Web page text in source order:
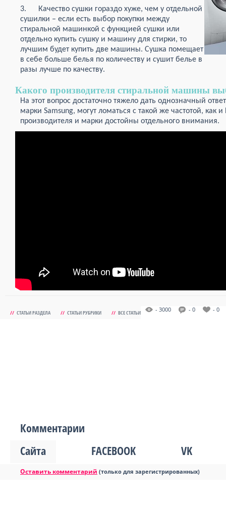
3. Качество сушки гораздо хуже, чем у отдельной
сушилки – если есть выбор покупки между
стиральной машинкой с функцией сушки или
отдельно купить сушку и машину для стирки, то
лучшим будет купить две машины. Сушка помещает
в себе больше белья по количеству и сушит белье в
разы лучше по качеству.
Какого производителя стиральной машины
На этот вопрос достаточно тяжело дать однозначный
марки Samsung, могут ломаться с такой же частотой,
производителя и марки достойны отдельного внимания.
// СТАТЬИ РАЗДЕЛА // СТАТЬИ РУБРИКИ // ВСЕ СТАТЬИ - 3000 - 0 - 0
Комментарии
Сайта
FACEBOOK VK
Оставить комментарий (только для зарегистрированных)